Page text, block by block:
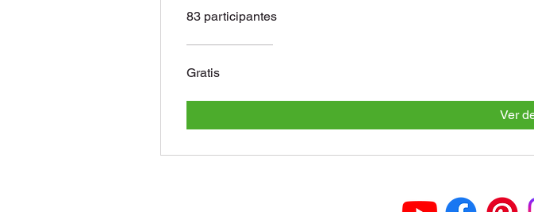
83 participantes
Gratis
Ver